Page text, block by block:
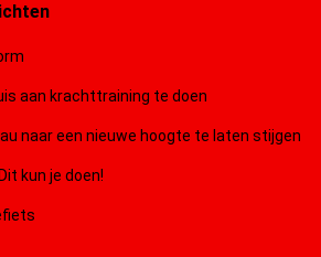
aan krachttraining te doen
naar een nieuwe hoogte te laten stijgen
kun je doen!